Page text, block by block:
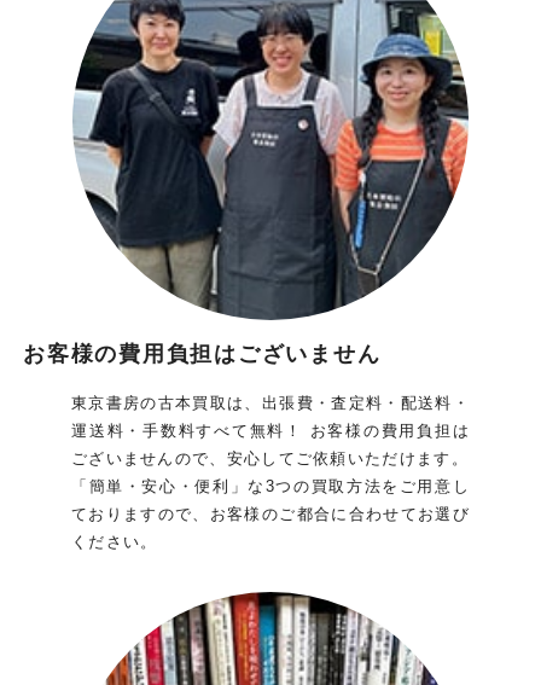
お客様の費用負担はございません
東京書房の古本買取は、出張費・査定料・配送料・
運送料・手数料すべて無料！ お客様の費用負担は
ございませんので、安心してご依頼いただけます。
「簡単・安心・便利」な3つの買取方法をご用意し
ておりますので、お客様のご都合に合わせてお選び
ください。